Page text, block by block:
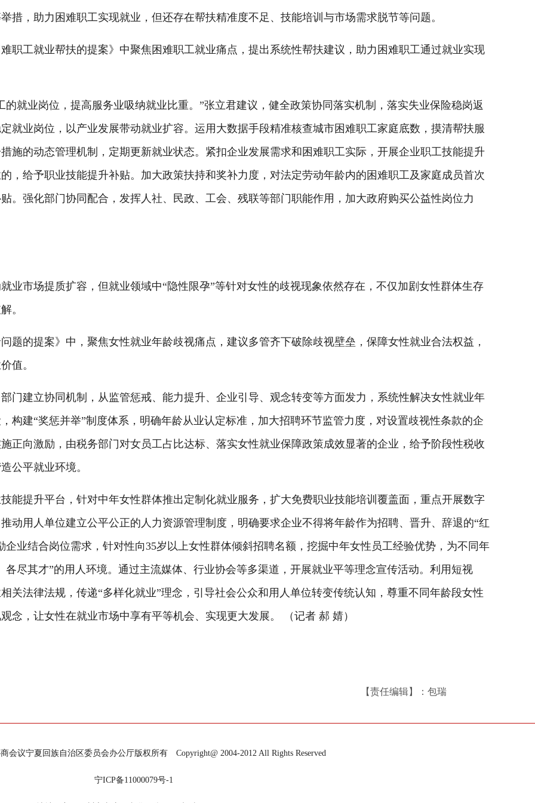
助力困难职工实现就业，但还存在帮扶精准度不足、技能培训与市场需求脱节等问题。
工就业帮扶的提案》中聚焦困难职工就业痛点，提出系统性帮扶建议，助力困难职工通过就业实现
业岗位，提高服务业吸纳就业比重。”张立君建议，健全政策协同落实机制，落实失业保险稳岗返
就业岗位，以产业发展带动就业扩容。运用大数据手段精准核查城市困难职工家庭底数，摸清帮扶服
施的动态管理机制，定期更新就业状态。紧扣企业发展需求和困难职工实际，开展企业职工技能提升
，给予职业技能提升补贴。加大政策扶持和奖补力度，对法定劳动年龄内的困难职工及家庭成员首次
。强化部门协同配合，发挥人社、民政、工会、残联等部门职能作用，加大政府购买公益性岗位力
场提质扩容，但就业领域中“隐性限孕”等针对女性的歧视现象依然存在，不仅加剧女性群体生存
。
提案》中，聚焦女性就业年龄歧视痛点，建议多管齐下破除歧视壁垒，保障女性就业合法权益，
值。
建立协同机制，从监管惩戒、能力提升、企业引导、观念转变等方面发力，系统性解决女性就业年
构建“奖惩并举”制度体系，明确年龄从业认定标准，加大招聘环节监管力度，对设置歧视性条款的企
正向激励，由税务部门对女员工占比达标、落实女性就业保障政策成效显著的企业，给予阶段性税收
公平就业环境。
提升平台，针对中年女性群体推出定制化就业服务，扩大免费职业技能培训覆盖面，重点开展数字
动用人单位建立公平公正的人力资源管理制度，明确要求企业不得将年龄作为招聘、晋升、辞退的“红
业结合岗位需求，针对性向35岁以上女性群体倾斜招聘名额，挖掘中年女性员工经验优势，为不同年
尽其才”的用人环境。通过主流媒体、行业协会等多渠道，开展就业平等理念宣传活动。利用短视
关法律法规，传递“多样化就业”理念，引导社会公众和用人单位转变传统认知，尊重不同年龄段女性
念，让女性在就业市场中享有平等机会、实现更大发展。 （记者 郝 婧）
【责任编辑】：包瑞
会议宁夏回族自治区委员会办公厅版权所有 Copyright@ 2004-2012 All Rights Reserved
宁ICP备11000079号-1